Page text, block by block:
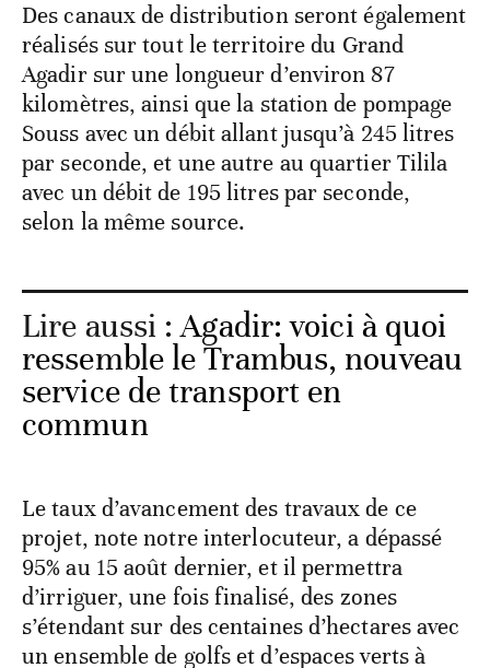
Des canaux de distribution seront également
réalisés sur tout le territoire du Grand
Agadir sur une longueur d’environ 87
kilomètres, ainsi que la station de pompage
Souss avec un débit allant jusqu’à 245 litres
par seconde, et une autre au quartier Tilila
avec un débit de 195 litres par seconde,
selon la même source.
Lire aussi :Agadir: voici à quoi
ressemble le Trambus, nouveau
service de transport en
commun
Le taux d’avancement des travaux de ce
projet, note notre interlocuteur, a dépassé
95% au 15 août dernier, et il permettra
d’irriguer, une fois finalisé, des zones
s’étendant sur des centaines d’hectares avec
un ensemble de golfs et d’espaces verts à